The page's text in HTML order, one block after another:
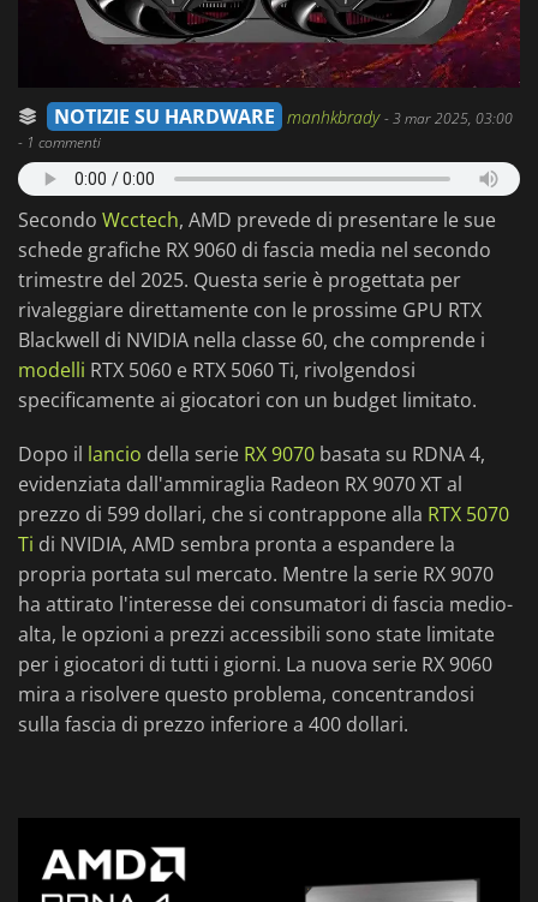
NOTIZIE SU HARDWARE manhkbrady-3 mar 2025, 03:00
- 1 commenti
Secondo Wcctech, AMD prevede di presentare le sue
schede grafiche RX 9060 di fascia media nel secondo
trimestre del 2025. Questa serie è progettata per
rivaleggiare direttamente con le prossime GPU RTX
Blackwell di NVIDIA nella classe 60, che comprende i
modelli RTX 5060 e RTX 5060 Ti, rivolgendosi
specificamente ai giocatori con un budget limitato.
Dopo il lancio della serie RX 9070 basata su RDNA 4,
evidenziata dall'ammiraglia Radeon RX 9070 XT al
prezzo di 599 dollari, che si contrappone alla RTX 5070
Ti di NVIDIA, AMD sembra pronta a espandere la
propria portata sul mercato. Mentre la serie RX 9070
ha attirato l'interesse dei consumatori di fascia medio-
alta, le opzioni a prezzi accessibili sono state limitate
per i giocatori di tutti i giorni. La nuova serie RX 9060
mira a risolvere questo problema, concentrandosi
sulla fascia di prezzo inferiore a 400 dollari.